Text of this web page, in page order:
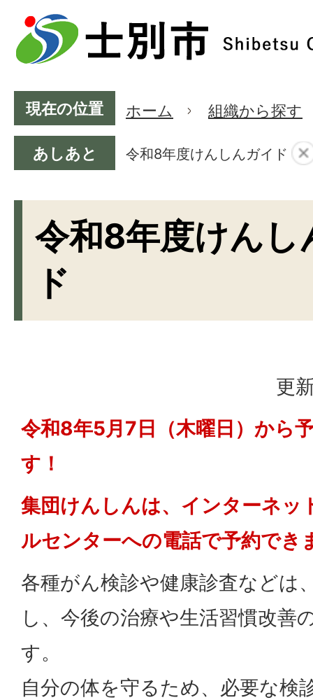
現在の位置 ホーム 組織から探す
あしあと 令和8年度けんしんガイド
令和8年度けんし
ド
更
令和8年5月7日（木曜日）から
す！
集団けんしんは、インターネッ
ルセンターへの電話で予約でき
各種がん検診や健康診査などは
し、今後の治療や生活習慣改善
す。
自分の体を守るため、必要な検